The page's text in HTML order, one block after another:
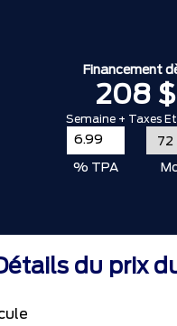
du prix
Financement
208 $
Semaine + Taxes
% TPA